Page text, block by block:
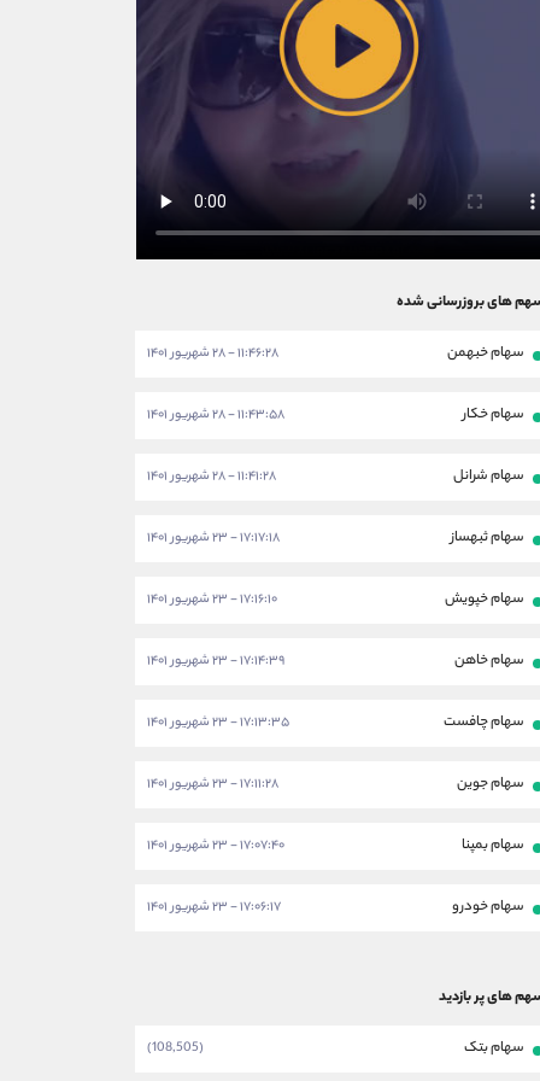
های بروزرسانی شده
سهام خبهمن ۱۱:۴۶:۲۸ - ۲۸ شهریور ۱۴۰۱
سهام خکار ۱۱:۴۳:۵۸ - ۲۸ شهریور ۱۴۰۱
سهام شرانل ۱۱:۴۱:۲۸ - ۲۸ شهریور ۱۴۰۱
سهام ثبهساز ۱۷:۱۷:۱۸ - ۲۳ شهریور ۱۴۰۱
سهام خپویش ۱۷:۱۶:۱۰ - ۲۳ شهریور ۱۴۰۱
سهام خاهن ۱۷:۱۴:۳۹ - ۲۳ شهریور ۱۴۰۱
سهام چافست ۱۷:۱۳:۳۵ - ۲۳ شهریور ۱۴۰۱
سهام جوین ۱۷:۱۱:۲۸ - ۲۳ شهریور ۱۴۰۱
سهام بمپنا ۱۷:۰۷:۴۰ - ۲۳ شهریور ۱۴۰۱
سهام خودرو ۱۷:۰۶:۱۷ - ۲۳ شهریور ۱۴۰۱
های پر بازدید
سهام بتک (108,505)